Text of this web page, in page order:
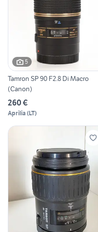
5
Tamron SP 90 F2.8 Di Macro
(Canon)
260 €
Aprilia (LT)